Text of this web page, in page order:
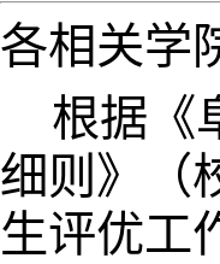
各相关学
根据《
细则》（
生评优工